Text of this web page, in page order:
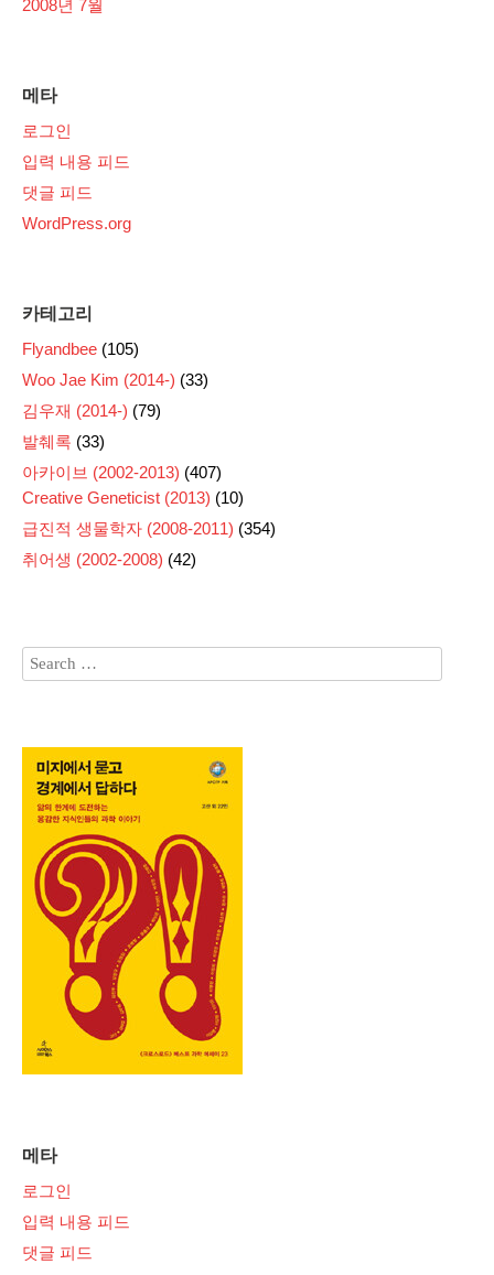
2008년 7월
메타
로그인
입력 내용 피드
댓글 피드
WordPress.org
카테고리
Flyandbee (105)
Woo Jae Kim (2014-) (33)
김우재 (2014-) (79)
발췌록 (33)
아카이브 (2002-2013) (407)
Creative Geneticist (2013) (10)
급진적 생물학자 (2008-2011) (354)
취어생 (2002-2008) (42)
메타
로그인
입력 내용 피드
댓글 피드